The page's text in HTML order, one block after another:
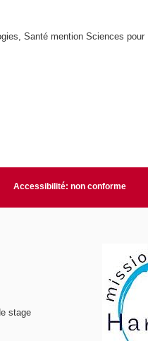
Santé mention Sciences pour
Accessibilité: non conforme
stage